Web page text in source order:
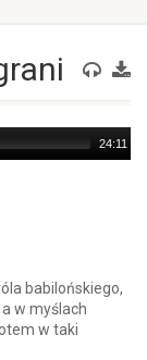
24:11
babilońskiego,
a w myślach
w taki